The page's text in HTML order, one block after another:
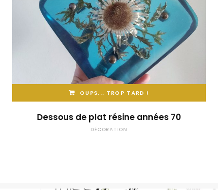
OUPS... TROP TARD !
Dessous de plat résine années 70
DÉCORATION